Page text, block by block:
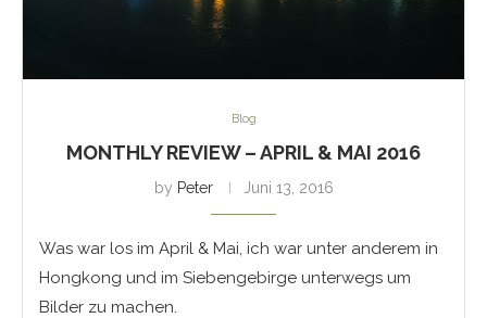
Blog
MONTHLY REVIEW – APRIL & MAI 2016
by Peter Juni 13, 2016
Was war los im April & Mai, ich war unter anderem in
Hongkong und im Siebengebirge unterwegs um
Bilder zu machen.